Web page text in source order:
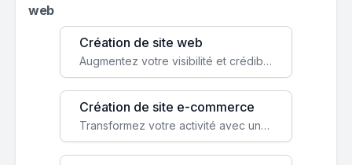
web
Création de site web
Augmentez votre visibilité et crédibilité en ligne avec un site web performant, conçu pour attirer plus de clients.
Création de site e-commerce
Transformez votre activité avec une boutique en ligne, accessible à l'échelle mondiale 24/7.